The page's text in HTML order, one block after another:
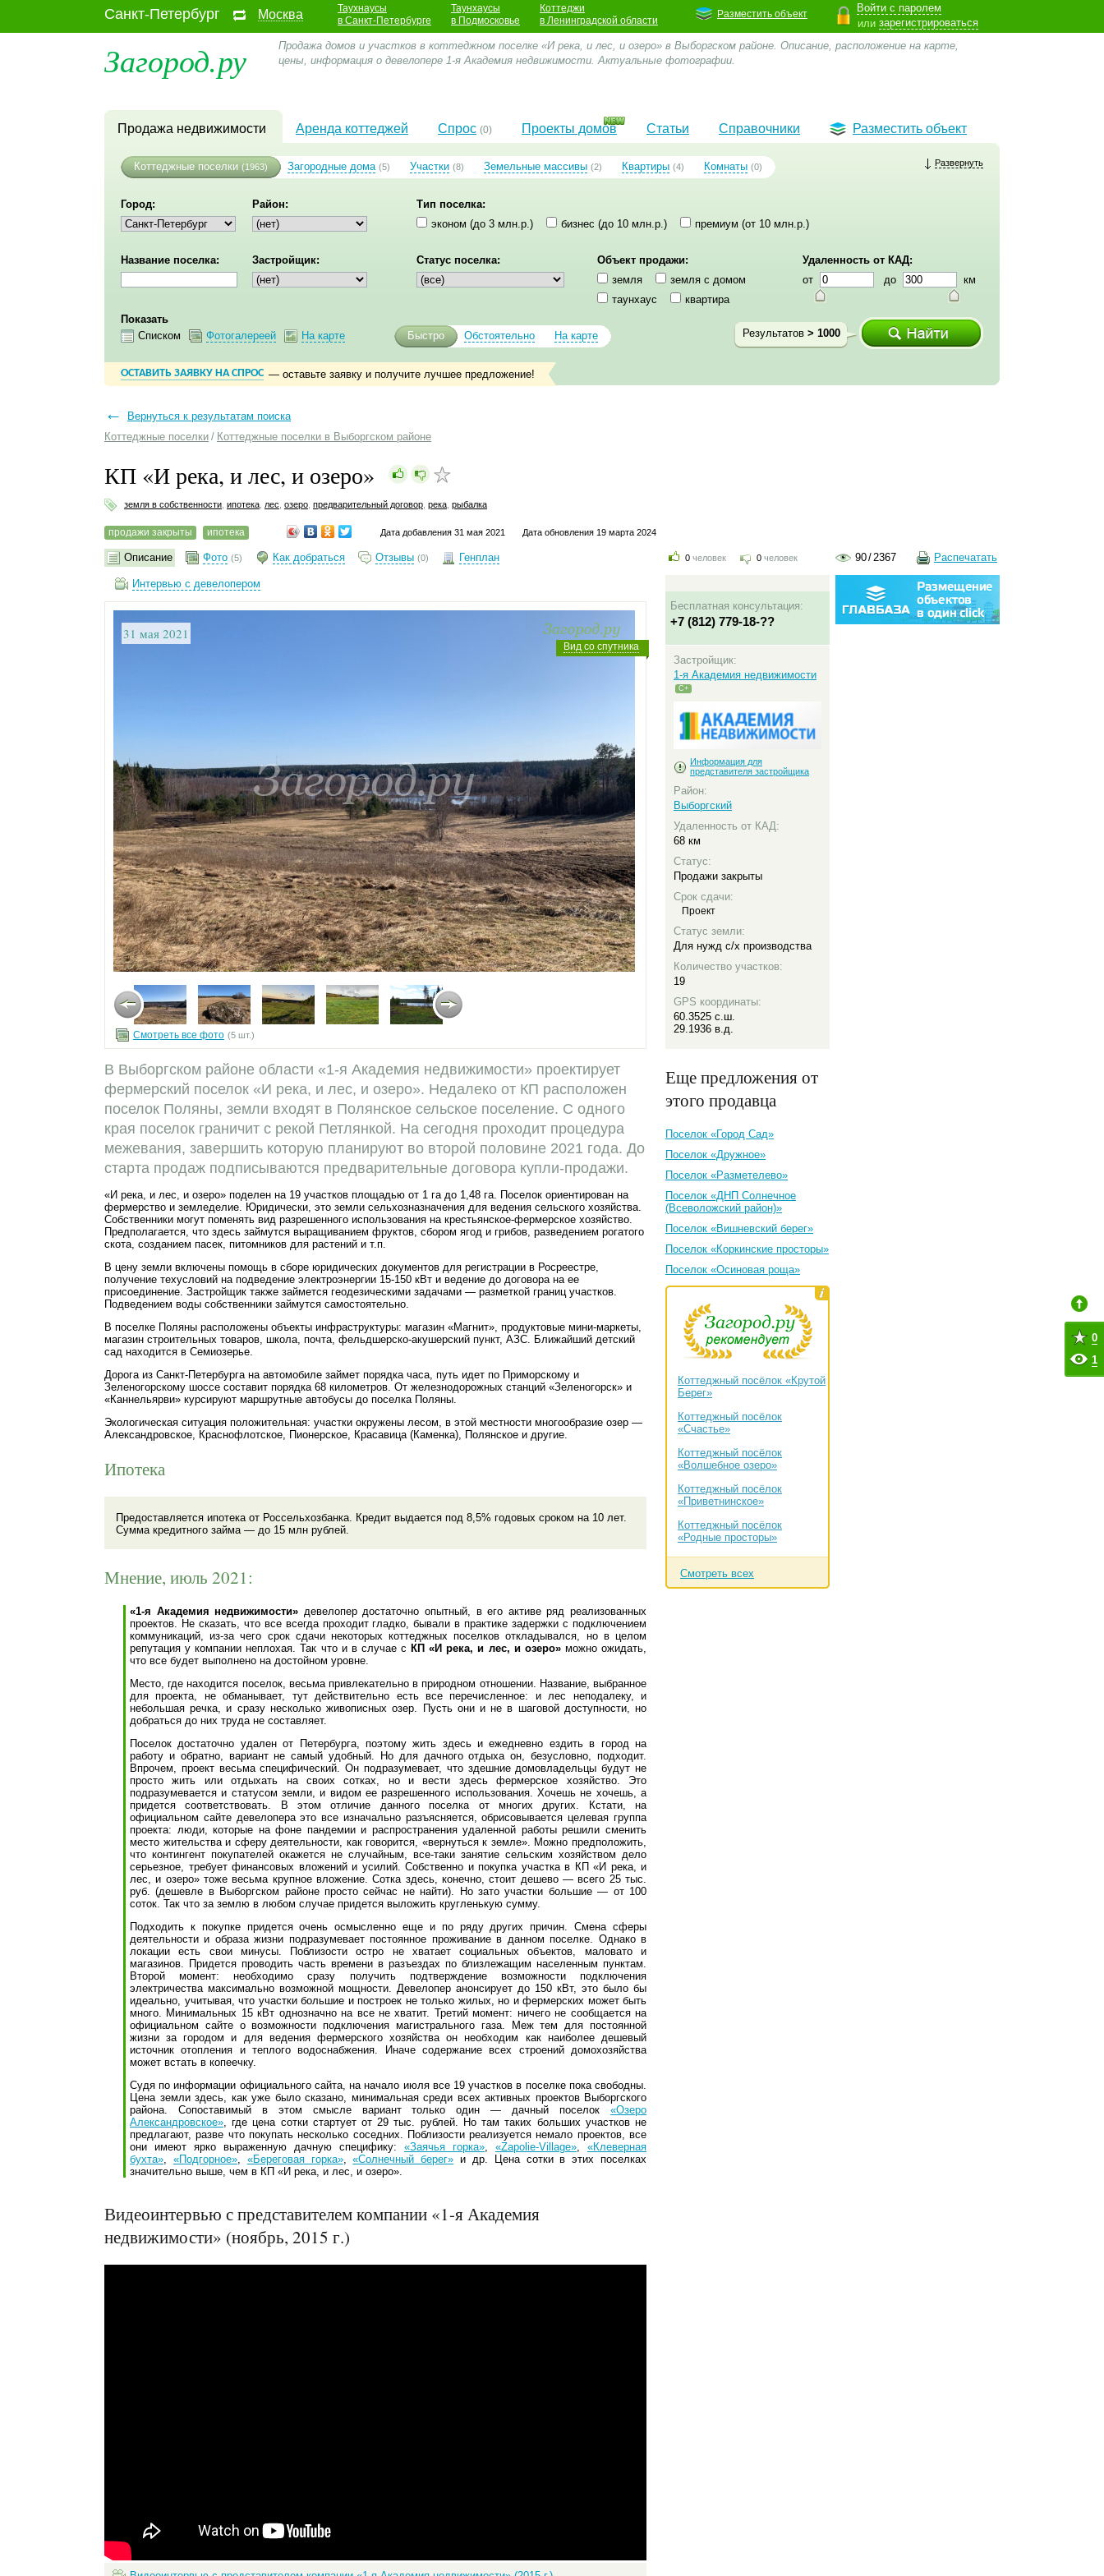
Санкт-Петербург Москва
Таухнаусы
в Санкт-Петербурге
Таунхаусы
в Подмосковье
Коттеджи
в Ленинградской области
Войти с паролем
или зарегистрироваться
Разместить объект
Загород.ру
Продажа домов и участков в коттеджном поселке «И река, и лес, и озеро» в Выборгском районе. Описание, расположение на карте,
цены, информация о девелопере 1-я Академия недвижимости. Актуальные фотографии.
Продажа недвижимости Аренда коттеджей Спрос (0) Проекты домов Статьи Справочники Разместить объект
Коттеджные поселки (1963) Загородные дома (5) Участки (8) Земельные массивы (2) Квартиры (4) Комнаты (0) Развернуть
Город: Район:
Тип поселка:
эконом (до 3 млн.р.)
бизнес (до 10 млн.р.) премиум (от 10 млн.р.)
Название поселка: Застройщик: Статус поселка:
Объект продажи:
земля
земля с домом
таунхаус
квартира
Удаленность от КАД:
от
до км
Показать
Списком
Фотогалереей На карте Быстро Обстоятельно На карте Результатов > 1000
ОСТАВИТЬ ЗАЯВКУ НА СПРОС — оставьте заявку и получите лучшее предложение!
←
Вернуться к результатам поиска
Коттеджные поселки / Коттеджные поселки в Выборгском районе
КП «И река, и лес, и озеро»
земля в собственности ипотека лес озеро предварительный договор река рыбалка
продажи закрыты ипотека Дата добавления 31 мая 2021 Дата обновления 19 марта 2024
Описание Фото (5) Как добраться Отзывы (0) Генплан
Интервью с девелопером
Вид со спутника
31 мая 2021
Смотреть все фото (5 шт.)
В Выборгском районе области «1-я Академия недвижимости» проектирует
фермерский поселок «И река, и лес, и озеро». Недалеко от КП расположен
поселок Поляны, земли входят в Полянское сельское поселение. С одного
края поселок граничит с рекой Петлянкой. На сегодня проходит процедура
межевания, завершить которую планируют во второй половине 2021 года. До
старта продаж подписываются предварительные договора купли-продажи.
«И река, и лес, и озеро» поделен на 19 участков площадью от 1 га до 1,48 га. Поселок ориентирован на
фермерство и земледелие. Юридически, это земли сельхозназначения для ведения сельского хозяйства.
Собственники могут поменять вид разрешенного использования на крестьянское-фермерское хозяйство.
Предполагается, что здесь займутся выращиванием фруктов, сбором ягод и грибов, разведением рогатого
скота, созданием пасек, питомников для растений и т.п.
В цену земли включены помощь в сборе юридических документов для регистрации в Росреестре,
получение техусловий на подведение электроэнергии 15-150 кВт и ведение до договора на ее
присоединение. Застройщик также займется геодезическими задачами — разметкой границ участков.
Подведением воды собственники займутся самостоятельно.
В поселке Поляны расположены объекты инфраструктуры: магазин «Магнит», продуктовые мини-маркеты,
магазин строительных товаров, школа, почта, фельдшерско-акушерский пункт, АЗС. Ближайший детский
сад находится в Семиозерье.
Дорога из Санкт-Петербурга на автомобиле займет порядка часа, путь идет по Приморскому и
Зеленогорскому шоссе составит порядка 68 километров. От железнодорожных станций «Зеленогорск» и
«Каннельярви» курсируют маршрутные автобусы до поселка Поляны.
Экологическая ситуация положительная: участки окружены лесом, в этой местности многообразие озер —
Александровское, Краснофлотское, Пионерское, Красавица (Каменка), Полянское и другие.
Ипотека
Предоставляется ипотека от Россельхозбанка. Кредит выдается под 8,5% годовых сроком на 10 лет.
Сумма кредитного займа — до 15 млн рублей.
Мнение, июль 2021:
«1-я Академия недвижимости» девелопер достаточно опытный, в его активе ряд реализованных
проектов. Не сказать, что все всегда проходит гладко, бывали в практике задержки с подключением
коммуникаций, из-за чего срок сдачи некоторых коттеджных поселков откладывался, но в целом
репутация у компании неплохая. Так что и в случае с КП «И река, и лес, и озеро»можно ожидать,
что все будет выполнено на достойном уровне.
Место, где находится поселок, весьма привлекательно в природном отношении. Название, выбранное
для проекта, не обманывает, тут действительно есть все перечисленное: и лес неподалеку, и
небольшая речка, и сразу несколько живописных озер. Пусть они и не в шаговой доступности, но
добраться до них труда не составляет.
Поселок достаточно удален от Петербурга, поэтому жить здесь и ежедневно ездить в город на
работу и обратно, вариант не самый удобный. Но для дачного отдыха он, безусловно, подходит.
Впрочем, проект весьма специфический. Он подразумевает, что здешние домовладельцы будут не
просто жить или отдыхать на своих сотках, но и вести здесь фермерское хозяйство. Это
подразумевается и статусом земли, и видом ее разрешенного использования. Хочешь не хочешь, а
придется соответствовать. В этом отличие данного поселка от многих других. Кстати, на
официальном сайте девелопера это все изначально разъясняется, обрисовывается целевая группа
проекта: люди, которые на фоне пандемии и распространения удаленной работы решили сменить
место жительства и сферу деятельности, как говорится, «вернуться к земле». Можно предположить,
что контингент покупателей окажется не случайным, все-таки занятие сельским хозяйством дело
серьезное, требует финансовых вложений и усилий. Собственно и покупка участка в КП «И река, и
лес, и озеро» тоже весьма крупное вложение. Сотка здесь, конечно, стоит дешево — всего 25 тыс.
руб. (дешевле в Выборгском районе просто сейчас не найти). Но зато участки большие — от 100
соток. Так что за землю в любом случае придется выложить кругленькую сумму.
Подходить к покупке придется очень осмысленно еще и по ряду других причин. Смена сферы
деятельности и образа жизни подразумевает постоянное проживание в данном поселке. Однако в
локации есть свои минусы. Поблизости остро не хватает социальных объектов, маловато и
магазинов. Придется проводить часть времени в разъездах по близлежащим населенным пунктам.
Второй момент: необходимо сразу получить подтверждение возможности подключения
электричества максимально возможной мощности. Девелопер анонсирует до 150 кВт, это было бы
идеально, учитывая, что участки большие и построек не только жилых, но и фермерских может быть
много. Минимальных 15 кВт однозначно на все не хватит. Третий момент: ничего не сообщается на
официальном сайте о возможности подключения магистрального газа. Меж тем для постоянной
жизни за городом и для ведения фермерского хозяйства он необходим как наиболее дешевый
источник отопления и теплого водоснабжения. Иначе содержание всех строений домохозяйства
может встать в копеечку.
Судя по информации официального сайта, на начало июля все 19 участков в поселке пока свободны.
Цена земли здесь, как уже было сказано, минимальная среди всех активных проектов Выборгского
района. Сопоставимый в этом смысле вариант только один — дачный поселок «Озеро
Александровское», где цена сотки стартует от 29 тыс. рублей. Но там таких больших участков не
предлагают, разве что покупать несколько соседних. Поблизости реализуется немало проектов, все
они имеют ярко выраженную дачную специфику: «Заячья горка», «Zapolie-Village», «Клеверная
бухта», «Подгорное», «Береговая горка»,«Солнечный берег» и др. Цена сотки в этих поселках
значительно выше, чем в КП «И река, и лес, и озеро».
Видеоинтервью с представителем компании «1-я Академия
недвижимости» (ноябрь, 2015 г.)
0 человек 0 человек
Бесплатная консультация:
+7 (812) 779-18-??
Застройщик:
1-я Академия недвижимости
C+
Информация для
представителя застройщика
Район:
Выборгский
Удаленность от КАД:
68 км
Статус:
Продажи закрыты
Срок сдачи:
Проект
Статус земли:
Для нужд c/х производства
Количество участков:
19
GPS координаты:
60.3525 с.ш.
29.1936 в.д.
Еще предложения от
этого продавца
Поселок «Город Сад»
Поселок «Дружное»
Поселок «Разметелево»
Поселок «ДНП Солнечное
(Всеволожский район)»
Поселок «Вишневский берег»
Поселок «Коркинские просторы»
Поселок «Осиновая роща»
Коттеджный посёлок «Крутой
Берег»
Коттеджный посёлок
«Счастье»
Коттеджный посёлок
«Волшебное озеро»
Коттеджный посёлок
«Приветнинское»
Коттеджный посёлок
«Родные просторы»
Смотреть всех
90/2367 Распечатать
0
1